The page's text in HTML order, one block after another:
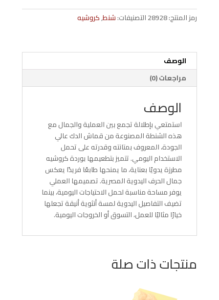
مطرزة
رمز المنتج:28928التصنيفات:شنط,كروشيه
الوصف
مراجعات (0)
الوصف
استمتعي بإطلالة تجمع بين العملية والجمال مع
هذه الشنطة المصنوعة من قماش الدك عالي
الجودة، المعروف بمتانته وقدرته على تحمل
الاستخدام اليومي. تتميز بتطعيمها بوردة كروشيه
مطرزة يدويًا بعناية، ما يمنحها طابعًا فريدًا يعكس
جمال الحرف اليدوية المصرية. تصميمها العملي
يوفر مساحة مناسبة لحمل الاحتياجات اليومية، بينما
تضيف التفاصيل اليدوية لمسة أنثوية أنيقة تجعلها
خيارًا مثاليًا للعمل، التسوق أو الخروجات اليومية.
منتجات ذات صلة